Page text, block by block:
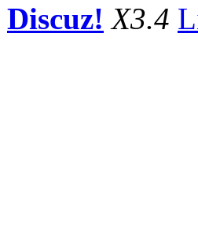
Discuz! X3.4